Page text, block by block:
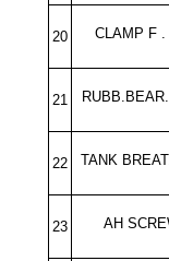
20
CLAMP F .
21
22
TANK
23
AH